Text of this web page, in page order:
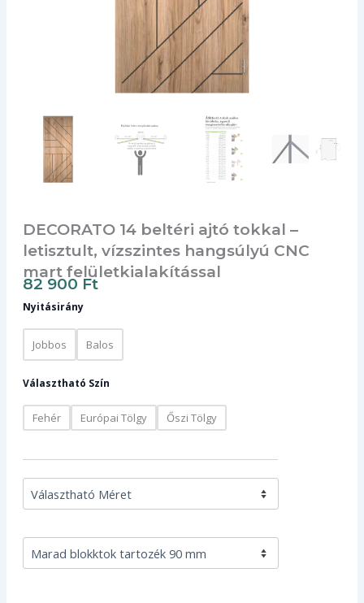
DECORATO 14 beltéri ajtó tokkal –
letisztult, vízszintes hangsúlyú CNC
mart felületkialakítással
82 900 Ft
Nyitásirány
Jobbos Balos
Választható Szín
Fehér Európai Tölgy Őszi Tölgy